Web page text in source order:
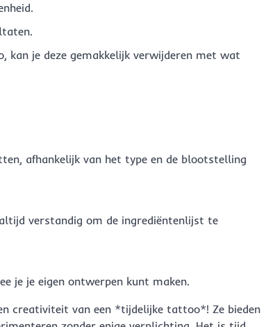
kan je deze gemakkelijk verwijderen met wat
afhankelijk van het type en de blootstelling
verstandig om de ingrediëntenlijst te
je je eigen ontwerpen kunt maken.
creativiteit van een *tijdelijke tattoo*! Ze bieden